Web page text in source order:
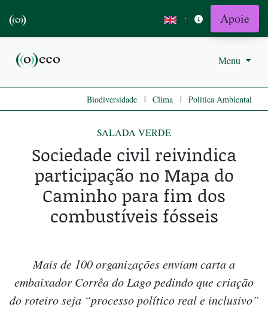
· Apoie
Menu
Biodiversidade | Clima | Politica Ambiental
SALADA VERDE
Sociedade civil reivindica
participação no Mapa do
Caminho para fim dos
combustíveis fósseis
Mais de 100 organizações enviam carta a
embaixador Corrêa do Lago pedindo que criação
do roteiro seja “processo político real e inclusivo”